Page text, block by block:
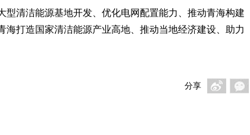
型清洁能源基地开发、优化电网配置能力、推动青海构建
海打造国家清洁能源产业高地、推动当地经济建设、助力
分享